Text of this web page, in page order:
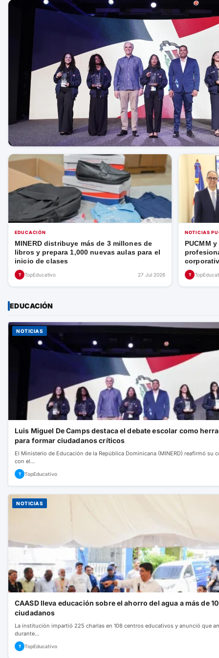
EDUCACIÓN
MINERD distribuye más de 3 millones de
libros y prepara 1,000 nuevas aulas para el
inicio de clases
T TopEducativo 27 Jul 2026
NOTICIAS
PUCMM
T
EDUCACIÓN
NOTICIAS
Luis Miguel De Camps destaca el debate escolar como
para formar ciudadanos críticos
El Ministerio de Educación de la República Dominicana (MINERD) reafirmó su
con el…
T TopEducativo
NOTICIAS
CAASD lleva educación sobre el ahorro del agua a más de
ciudadanos
La institución impartió 225 charlas en 108 centros educativos y anunció que
durante…
T TopEducativo